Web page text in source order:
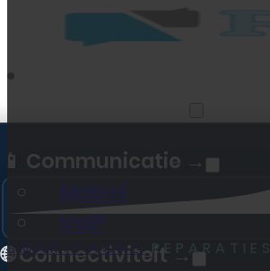
📱 Communicatie →
Mobiel
VoIP
🌐 Connectiviteit →
SMARTPHONEREPARATIES